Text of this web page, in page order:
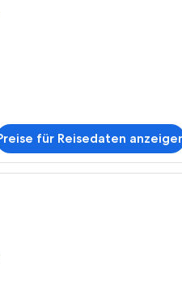
für Reisedaten
Ein Poolbereich mit